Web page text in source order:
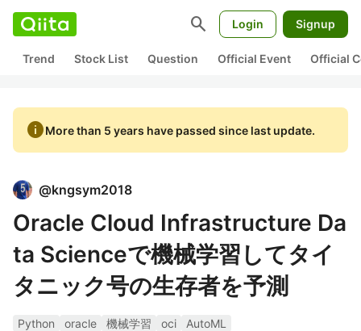
search Login Signup
Trend Stock List Question Official Event Official
infoMore than 5 years have passed since last update.
@kngsym2018
Oracle Cloud Infrastructure Da
ta Scienceで機械学習してタイ
タニック号の生存者を予測
Python oracle 機械学習 oci
AutoML